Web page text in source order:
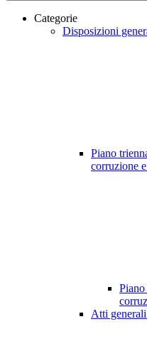
Categorie
Disposizioni
Piano
corruzione
Atti generali